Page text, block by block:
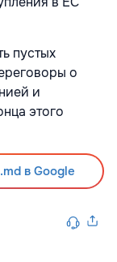
пустых
о
и
этого
в Google